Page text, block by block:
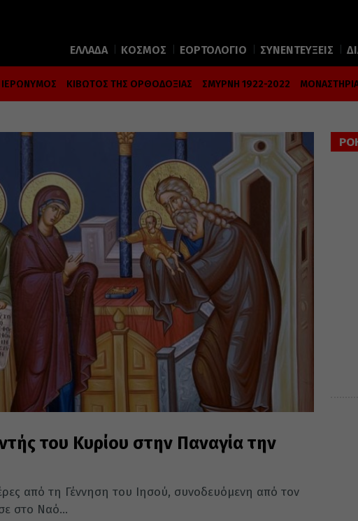
ΕΛΛΑΔΑ ΚΟΣΜΟΣ ΕΟΡΤΟΛΟΓΙΟ ΣΥΝΕΝΤΕΥΞΕΙΣ
ΙΕΡΩΝΥΜΟΣ ΚΙΒΩΤΟΣ ΤΗΣ ΟΡΘΟΔΟΞΙΑΣ ΣΜΥΡΝΗ 1922-2022
του Κυρίου στην Παναγία την
από τη Γέννηση του Ιησού, συνοδευόμενη από τον
στο Ναό...